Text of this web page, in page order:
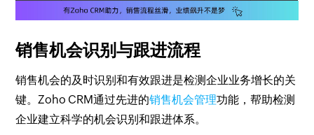
销售机会识别与跟进流程
销售机会的及时识别和有效跟进是检测企业业务增长的关
键。Zoho CRM通过先进的销售机会管理功能，帮助检测
企业建立科学的机会识别和跟进体系。